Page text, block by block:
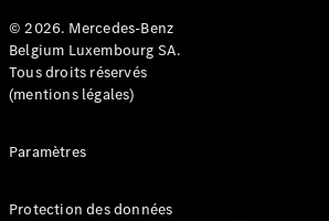
© 2026. Mercedes-Benz
Belgium Luxembourg SA.
Tous droits réservés
(mentions légales)
Paramètres
Protection des données